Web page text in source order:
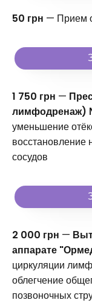
50 грн — Прием
1 750 грн —
лимфодренаж)
уменьшение
восстановление
сосудов
2 000 грн —
аппарате
циркуляции
облегчение
позвоночных